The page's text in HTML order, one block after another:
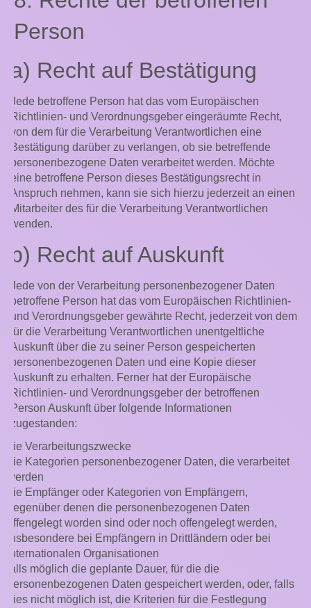
Person
a) Recht auf Bestätigung
Jede betroffene Person hat das vom Europäischen
Richtlinien- und Verordnungsgeber eingeräumte Recht,
von dem für die Verarbeitung Verantwortlichen eine
Bestätigung darüber zu verlangen, ob sie betreffende
personenbezogene Daten verarbeitet werden. Möchte
eine betroffene Person dieses Bestätigungsrecht in
Anspruch nehmen, kann sie sich hierzu jederzeit an einen
Mitarbeiter des für die Verarbeitung Verantwortlichen
wenden.
b) Recht auf Auskunft
Jede von der Verarbeitung personenbezogener Daten
betroffene Person hat das vom Europäischen Richtlinien-
und Verordnungsgeber gewährte Recht, jederzeit von dem
für die Verarbeitung Verantwortlichen unentgeltliche
Auskunft über die zu seiner Person gespeicherten
personenbezogenen Daten und eine Kopie dieser
Auskunft zu erhalten. Ferner hat der Europäische
Richtlinien- und Verordnungsgeber der betroffenen
Person Auskunft über folgende Informationen
zugestanden:
die Verarbeitungszwecke
die Kategorien personenbezogener Daten, die verarbeitet
werden
die Empfänger oder Kategorien von Empfängern,
gegenüber denen die personenbezogenen Daten
offengelegt worden sind oder noch offengelegt werden,
insbesondere bei Empfängern in Drittländern oder bei
internationalen Organisationen
falls möglich die geplante Dauer, für die die
personenbezogenen Daten gespeichert werden, oder, falls
dies nicht möglich ist, die Kriterien für die Festlegung